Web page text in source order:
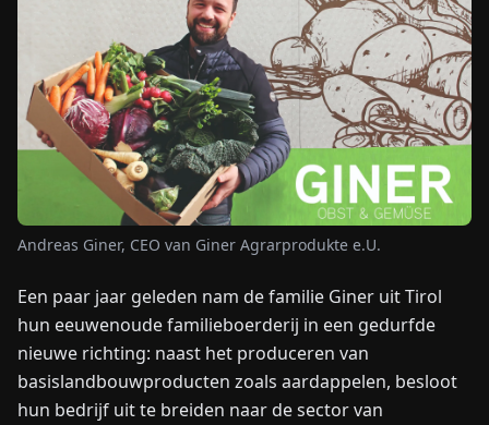
NEEM
CONTACT
OP
Andreas Giner, CEO van Giner Agrarprodukte e.U.
Een paar jaar geleden nam de familie Giner uit Tirol
hun eeuwenoude familieboerderij in een gedurfde
nieuwe richting: naast het produceren van
basislandbouwproducten zoals aardappelen, besloot
hun bedrijf uit te breiden naar de sector van